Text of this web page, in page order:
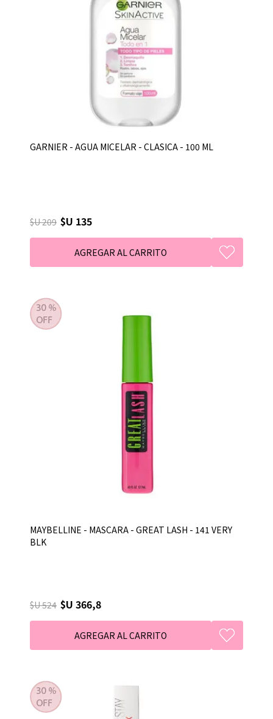
GARNIER - AGUA MICELAR - CLASICA - 100 ML
$U 209 $U 135
MAYBELLINE - MASCARA - GREAT LASH - 141 VERY
BLK
$U 524 $U 366,8